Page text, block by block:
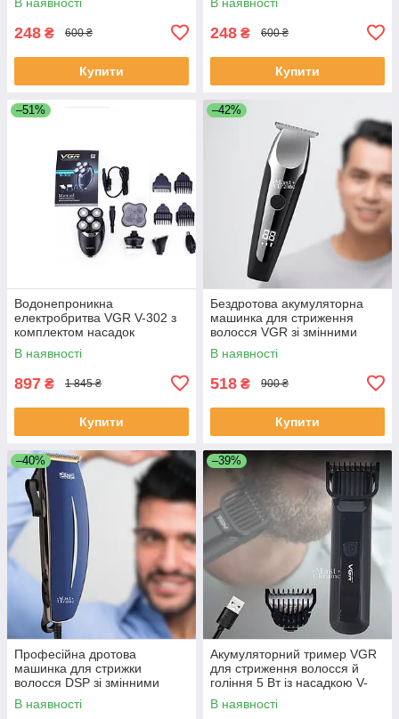
248 ₴ 600 ₴
Купити
248 ₴ 600 ₴
Купити
–51%
Водонепроникна
електробритва VGR V-302 з
комплектом насадок
В наявності
897 ₴ 1 845 ₴
Купити
–42%
Бездротова акумуляторна
машинка для стриження
волосся VGR зі змінними
насадками V-059
В наявності
518 ₴ 900 ₴
Купити
–40%
Професійна дротова
машинка для стрижки
волосся DSP зі змінними
насадками Синя DSP-90152-
Blue
В наявності
–39%
Акумуляторний тример VGR
для стриження волосся й
гоління 5 Вт із насадкою V-
928
В наявності